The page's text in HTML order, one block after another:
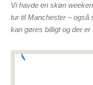
Vi havde en skøn
tur til Manchester – også
kan gøres billigt og der